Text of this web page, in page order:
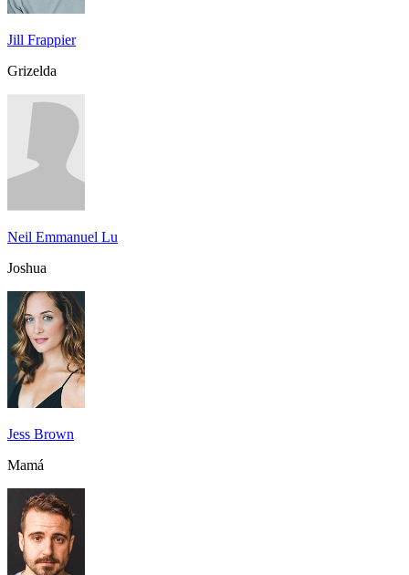
Jill Frappier
Grizelda
Neil Emmanuel Lu
Joshua
Jess Brown
Mamá